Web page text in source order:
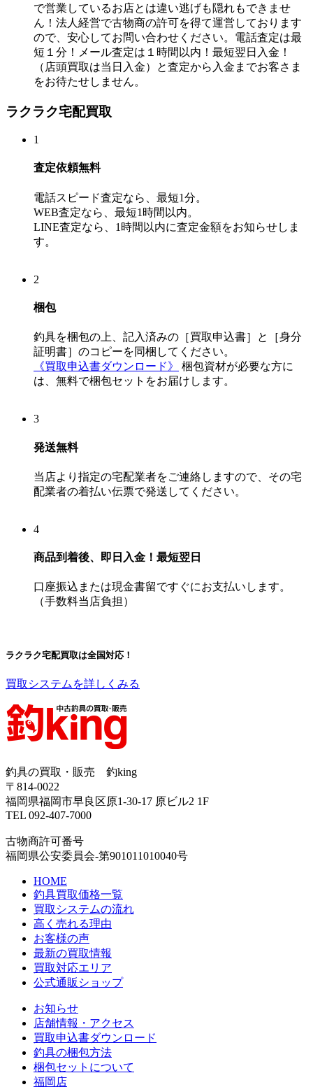
で営業しているお店とは違い逃げも隠れもできませ
ん！法人経営で古物商の許可を得て運営しております
ので、安心してお問い合わせください。電話査定は最
短１分！メール査定は１時間以内！最短翌日入金！
（店頭買取は当日入金）と査定から入金までお客さま
をお待たせしません。
ラクラク宅配買取
1
査定依頼無料
電話スピード査定なら、 最短1分。
WEB査定なら、 最短1時間以内。
LINE査定なら、 1時間以内に査定金額をお知らせしま
す。
2
梱包
釣具を梱包の上、記入済みの ［買取申込書］ と
［身分
証明書］ のコピーを同梱してください。
《買取申込書ダウンロード》
梱包資材が必要な方に
は、無料で梱包セットをお届けします。
3
発送無料
当店より指定の宅配業者をご連絡しますので、その宅
配業者の着払い伝票で発送してください。
4
商品到着後、即日入金！ 最短翌日
口座振込または現金書留ですぐにお支払いします。
（手数料当店負担）
ラクラク宅配買取は全国対応！
買取システムを詳しくみる
釣具の買取・販売 釣king
〒814-0022
福岡県福岡市早良区原1-30-17 原ビル2 1F
TEL 092-407-7000
古物商許可番号
福岡県公安委員会-第901011010040号
HOME
釣具買取価格一覧
買取システムの流れ
高く売れる理由
お客様の声
最新の買取情報
買取対応エリア
公式通販ショップ
お知らせ
店舗情報・アクセス
買取申込書ダウンロード
釣具の梱包方法
梱包セットについて
福岡店